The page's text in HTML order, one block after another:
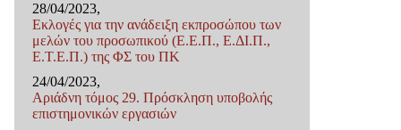
28/04/2023,
Εκλογές για την ανάδειξη εκπροσώπου των
μελών του προσωπικού (Ε.Ε.Π., Ε.ΔΙ.Π.,
Ε.Τ.Ε.Π.) της ΦΣ του ΠΚ
24/04/2023,
Αριάδνη τόμος 29. Πρόσκληση υποβολής
επιστημονικών εργασιών